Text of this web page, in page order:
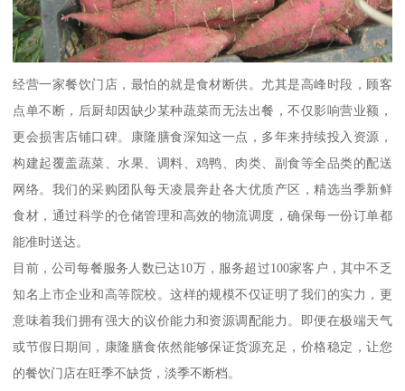
经营一家餐饮门店，最怕的就是食材断供。尤其是高峰时段，顾客
点单不断，后厨却因缺少某种蔬菜而无法出餐，不仅影响营业额，
更会损害店铺口碑。康隆膳食深知这一点，多年来持续投入资源，
构建起覆盖蔬菜、水果、调料、鸡鸭、肉类、副食等全品类的配送
网络。我们的采购团队每天凌晨奔赴各大优质产区，精选当季新鲜
食材，通过科学的仓储管理和高效的物流调度，确保每一份订单都
能准时送达。
目前，公司每餐服务人数已达10万，服务超过100家客户，其中不乏
知名上市企业和高等院校。这样的规模不仅证明了我们的实力，更
意味着我们拥有强大的议价能力和资源调配能力。即便在极端天气
或节假日期间，康隆膳食依然能够保证货源充足，价格稳定，让您
的餐饮门店在旺季不缺货，淡季不断档。